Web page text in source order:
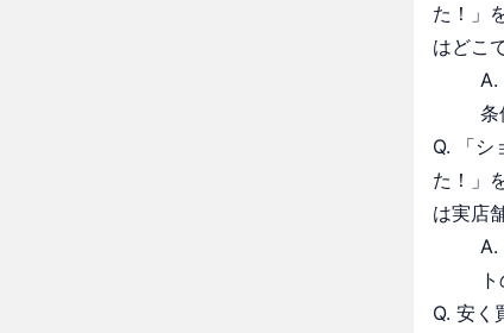
た！」
はどこ
A.
条
Q. 「シ
た！」
は実店
A.
Q. 安く